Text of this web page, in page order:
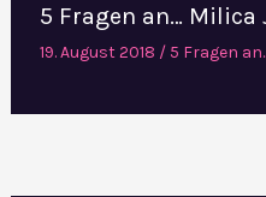
5 Fragen an… Milica
19. August 2018 / 5 Fragen